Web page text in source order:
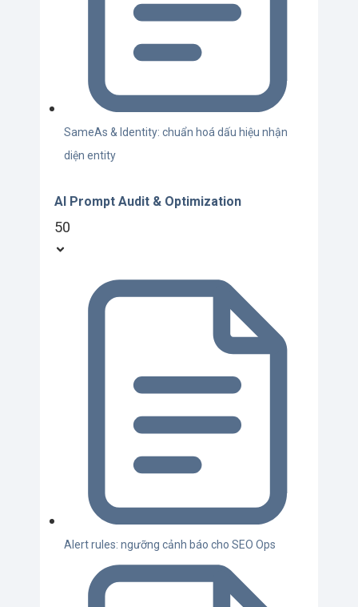
SameAs & Identity: chuẩn hoá dấu hiệu nhận
diện entity
AI Prompt Audit & Optimization
50
Alert rules: ngưỡng cảnh báo cho SEO Ops